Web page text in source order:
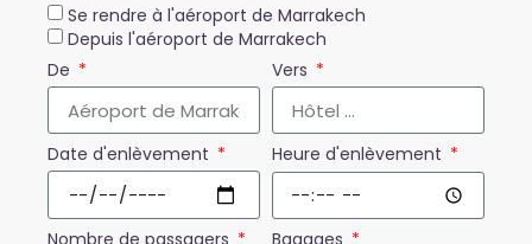
Se rendre à l'aéroport de Marrakech
Depuis l'aéroport de Marrakech
De
Vers
Date d'enlèvement Heure d'enlèvement